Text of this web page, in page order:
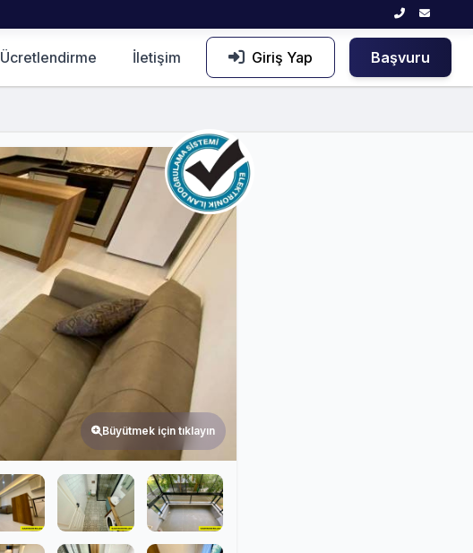
Ücretlendirme İletişim Giriş Yap Başvuru
Büyütmek için tıklayın